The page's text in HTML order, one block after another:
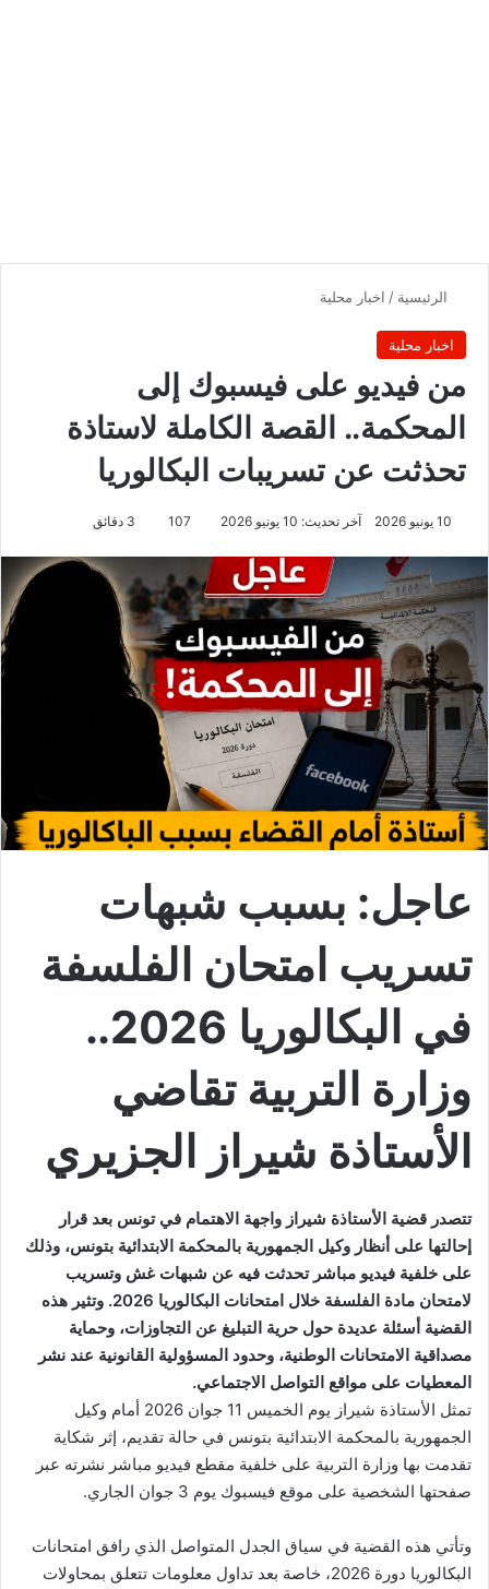
الرئيسية / اخبار محلية
اخبار محلية
من فيديو على فيسبوك إلى
المحكمة.. القصة الكاملة لاستاذة
تحذثت عن تسريبات البكالوريا
10 يونيو 2026 آخر تحديث: 10 يونيو 2026 107
عاجل: بسبب شبهات
تسريب امتحان الفلسفة
في البكالوريا 2026..
وزارة التربية تقاضي
الأستاذة شيراز الجزيري
تتصدر قضية الأستاذة شيراز واجهة الاهتمام في تونس بعد قرار
إحالتها على أنظار وكيل الجمهورية بالمحكمة الابتدائية بتونس، وذلك
على خلفية فيديو مباشر تحدثت فيه عن شبهات غش وتسريب
لامتحان مادة الفلسفة خلال امتحانات البكالوريا 2026. وتثير هذه
القضية أسئلة عديدة حول حرية التبليغ عن التجاوزات، وحماية
مصداقية الامتحانات الوطنية، وحدود المسؤولية القانونية عند نشر
المعطيات على مواقع التواصل الاجتماعي.
تمثل الأستاذة شيراز يوم الخميس 11 جوان 2026 أمام وكيل
الجمهورية بالمحكمة الابتدائية بتونس في حالة تقديم، إثر شكاية
تقدمت بها وزارة التربية على خلفية مقطع فيديو مباشر نشرته عبر
صفحتها الشخصية على موقع فيسبوك يوم 3 جوان الجاري.
وتأتي هذه القضية في سياق الجدل المتواصل الذي رافق امتحانات
البكالوريا دورة 2026، خاصة بعد تداول معلومات تتعلق بمحاولات